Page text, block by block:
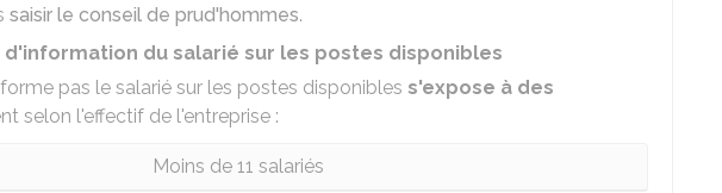
saisir le conseil de prud'hommes.
d'information du salarié sur les postes disponibles
pas le salarié sur les postes disponibles s'expose à des
selon l'effectif de l'entreprise :
Moins de 11 salariés